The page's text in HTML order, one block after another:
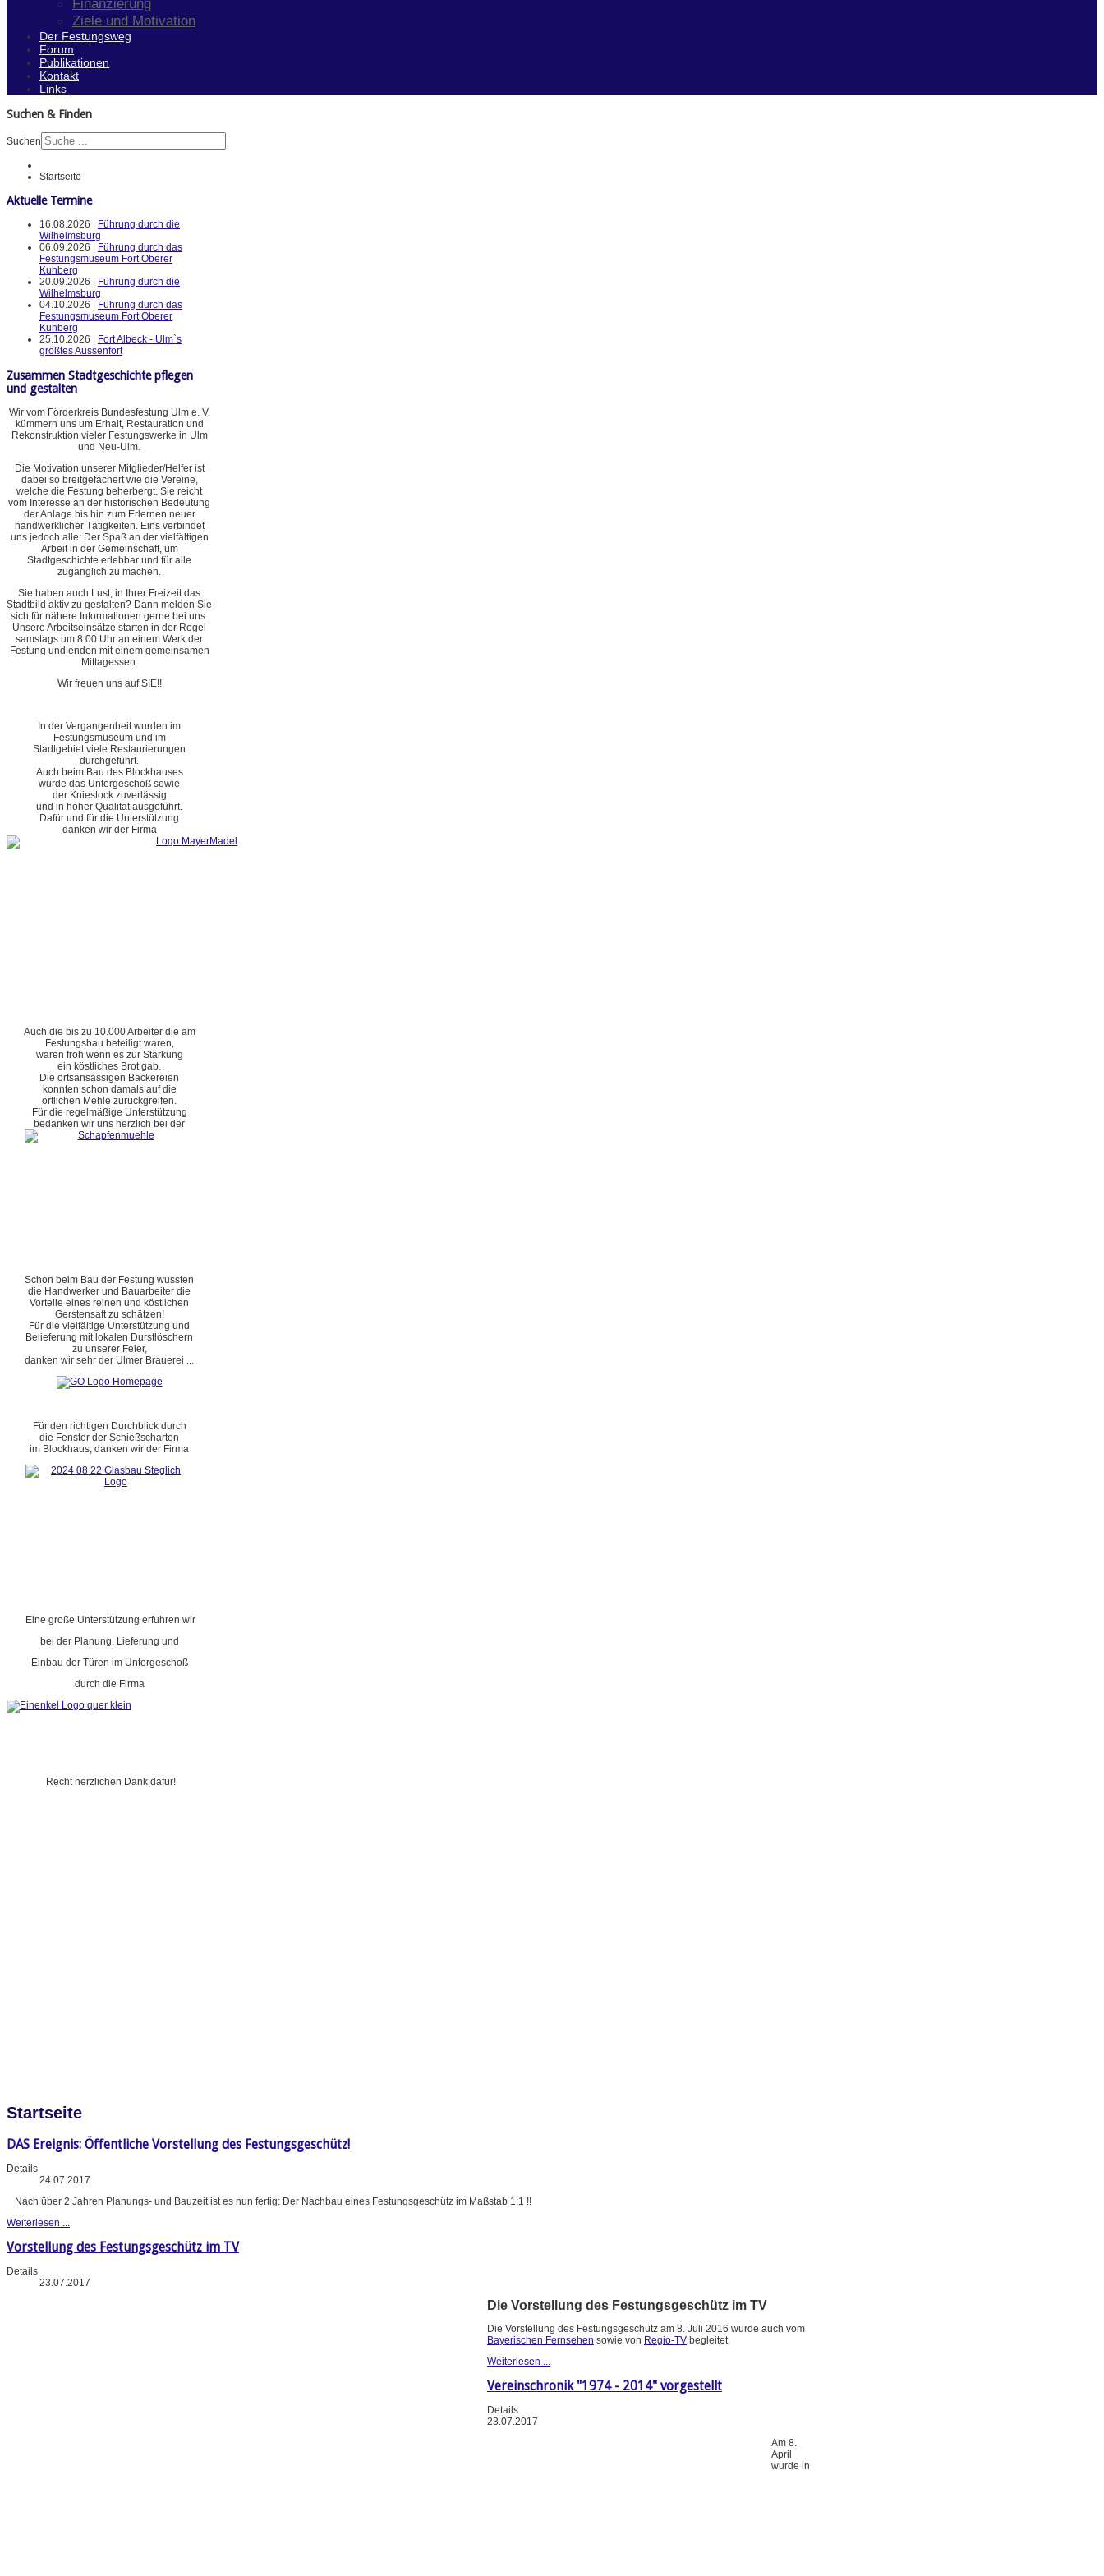
Finanzierung
Ziele und Motivation
Der Festungsweg
Forum
Publikationen
Kontakt
Links
Suchen & Finden
Suchen
Startseite
Aktuelle Termine
16.08.2026 |
Führung durch die
Wilhelmsburg
06.09.2026 |
Führung durch das
Festungsmuseum Fort Oberer
Kuhberg
20.09.2026 |
Führung durch die
Wilhelmsburg
04.10.2026 |
Führung durch das
Festungsmuseum Fort Oberer
Kuhberg
25.10.2026 |
Fort Albeck - Ulm`s
größtes Aussenfort
Zusammen Stadtgeschichte pflegen
und gestalten
Wir vom Förderkreis Bundesfestung Ulm e. V.
kümmern uns um Erhalt, Restauration und
Rekonstruktion vieler Festungswerke in Ulm
und Neu-Ulm.
Die Motivation unserer Mitglieder/Helfer ist
dabei so breitgefächert wie die Vereine,
welche die Festung beherbergt. Sie reicht
vom Interesse an der historischen Bedeutung
der Anlage bis hin zum Erlernen neuer
handwerklicher Tätigkeiten. Eins verbindet
uns jedoch alle: Der Spaß an der vielfältigen
Arbeit in der Gemeinschaft, um
Stadtgeschichte erlebbar und für alle
zugänglich zu machen.
Sie haben auch Lust, in Ihrer Freizeit das
Stadtbild aktiv zu gestalten? Dann melden Sie
sich für nähere Informationen gerne bei uns.
Unsere Arbeitseinsätze starten in der Regel
samstags um 8:00 Uhr an einem Werk der
Festung und enden mit einem gemeinsamen
Mittagessen.
Wir freuen uns auf SIE!!
In der Vergangenheit wurden im
Festungsmuseum und im
Stadtgebiet viele Restaurierungen
durchgeführt.
Auch beim Bau des Blockhauses
wurde das Untergeschoß sowie
der Kniestock zuverlässig
und in hoher Qualität ausgeführt.
Dafür und für die Unterstützung
danken wir der Firma
Auch die bis zu 10.000 Arbeiter die am
Festungsbau beteiligt waren,
waren froh wenn es zur Stärkung
ein köstliches Brot gab.
Die ortsansässigen Bäckereien
konnten schon damals auf die
örtlichen Mehle zurückgreifen.
Für die regelmäßige Unterstützung
bedanken wir uns herzlich bei der
Schon beim Bau der Festung wussten
die Handwerker und Bauarbeiter die
Vorteile eines reinen und köstlichen
Gerstensaft zu schätzen!
Für die vielfältige Unterstützung und
Belieferung mit lokalen Durstlöschern
zu unserer Feier,
danken wir sehr der Ulmer Brauerei ...
Für den richtigen Durchblick durch
die Fenster der Schießscharten
im Blockhaus, danken wir der Firma
Eine große Unterstützung erfuhren wir
bei der Planung, Lieferung und
Einbau der Türen im Untergeschoß
durch die Firma
Recht herzlichen Dank dafür!
Startseite
DAS Ereignis: Öffentliche Vorstellung des Festungsgeschütz!
Details
24.07.2017
Nach über 2 Jahren Planungs- und Bauzeit ist es nun fertig: Der Nachbau eines Festungsgeschütz im Maßstab 1:1 !!
Weiterlesen ...
Vorstellung des Festungsgeschütz im TV
Details
23.07.2017
Die Vorstellung des Festungsgeschütz im TV
Die Vorstellung des Festungsgeschütz am 8. Juli 2016 wurde auch vom
Bayerischen Fernsehen sowie von Regio-TV begleitet.
Weiterlesen ...
Vereinschronik "1974 - 2014" vorgestellt
Details
23.07.2017
Am 8.
April
wurde in